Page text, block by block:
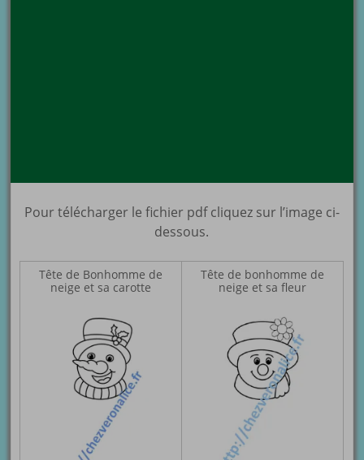
Pour télécharger le fichier pdf cliquez sur l’image ci-
dessous.
Tête de Bonhomme de
neige et sa carotte
Tête de bonhomme de
neige et sa fleur